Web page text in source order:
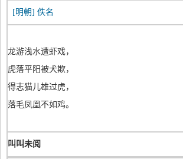
[明朝] 佚名
龙游浅水遭虾戏，
虎落平阳被犬欺，
得志猫儿雄过虎，
落毛凤凰不如鸡。
叫叫未阅